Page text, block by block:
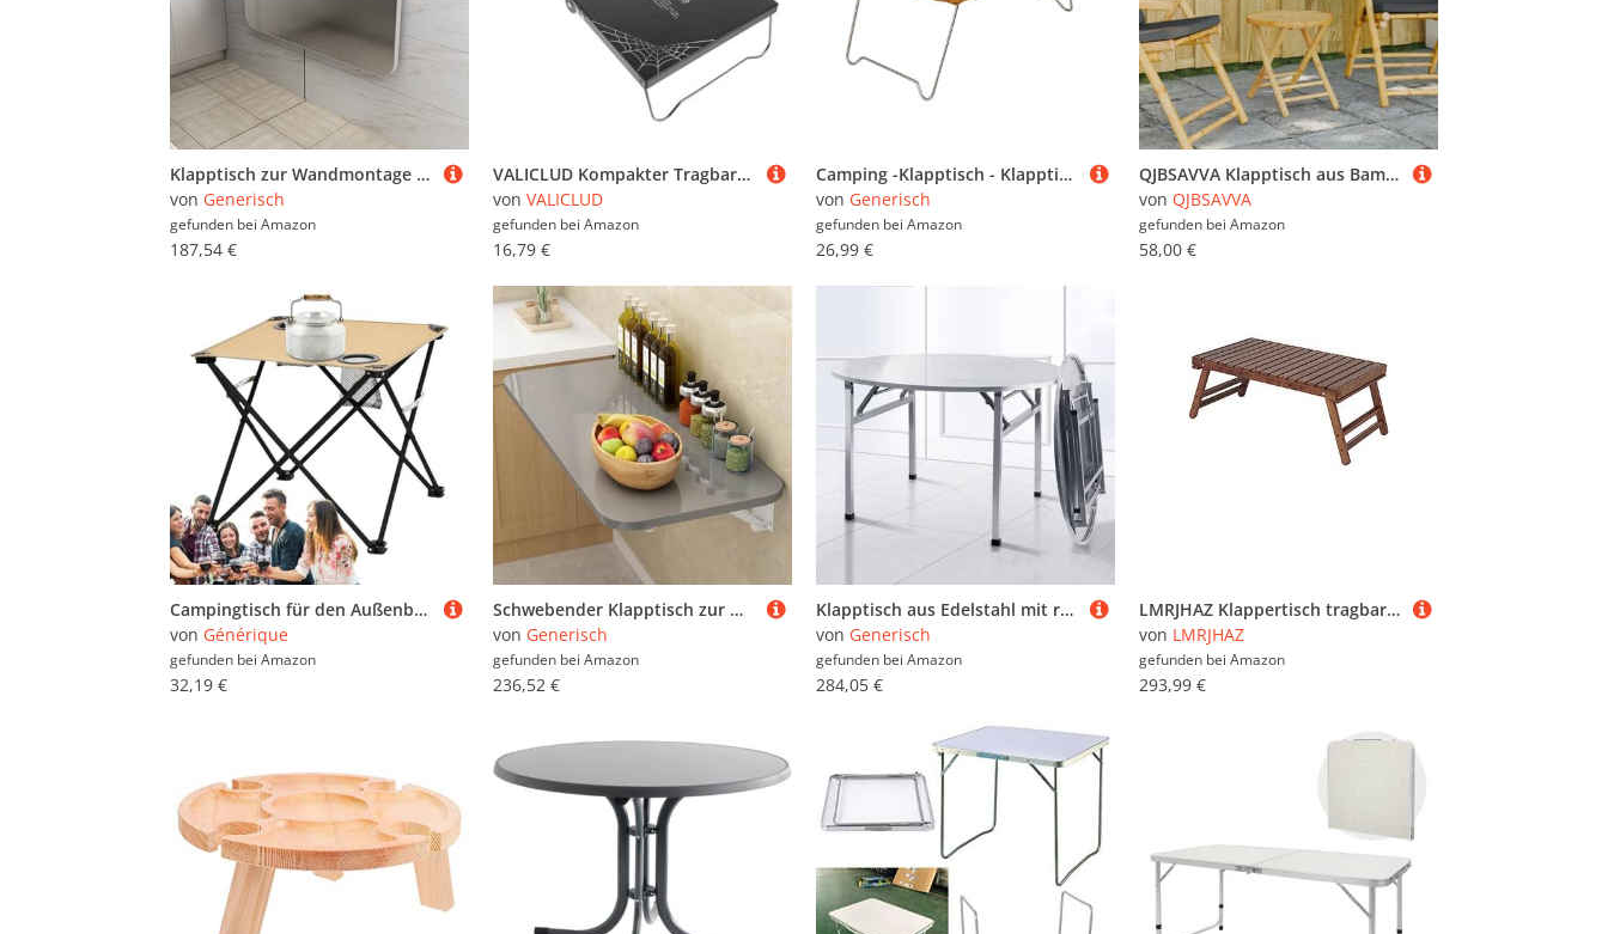
Klapptisch zur Wandmontage für Küche und Esszimmer, platzsparend, Frühstücksbar und Schreibtisch, für Zuhause, Büro, Garage, Garten, Waschküche, Edelstahl-Design
von Generisch
gefunden bei Amazon
187,54 €
VALICLUD Kompakter Tragbarer Campingtisch Klappbar Leicht mit Tragetasche für Outdoor Camping Picknick Wandern Angeln Garten Beach Party
von VALICLUD
gefunden bei Amazon
16,79 €
Camping -Klapptisch - Klapptisch - Tragbarer Schreibtisch Im Freien | Kompakt Tragbare Tabelle Mit Einstellbarer Höhe | Einfache Faltung | Design | Langlebig | Aluminium | Ideales Camping -
von Generisch
gefunden bei Amazon
26,99 €
QJBSAVVA Klapptisch aus Bambus Ø45x45 cm Faltbarer Beistelltisch für Garten Terrasse Balkon und Camping Robust & Platzsparend
von QJBSAVVA
gefunden bei Amazon
58,00 €
Campingtisch für den Außenbereich, Klapptisch mit 2 Becherhaltern, Zubehör für Camping, tragbar, Büro, Outdoor, für Reisen, Wandern, , Picknick, Garten, Balkon, Haus, Terrasse
von Générique
gefunden bei Amazon
32,19 €
Schwebender Klapptisch zur Wandmontage, platzsparende Lösung für Zuhause, Büro, Küche und Esszimmer
von Generisch
gefunden bei Amazon
236,52 €
Klapptisch aus Edelstahl mit rutschfesten Matten, stabiler Metallrahmen für Zuhause, Küche, Restaurant, Garage, Lager
von Generisch
gefunden bei Amazon
284,05 €
LMRJHAZ Klappertisch tragbarer Klapptisch Camping Wandergrill Kleiner Tisch selbstfahrende Tour Rack Picknicktisch im Freien Massivholz Tisch (Farbe: Walnuss)
von LMRJHAZ
gefunden bei Amazon
293,99 €